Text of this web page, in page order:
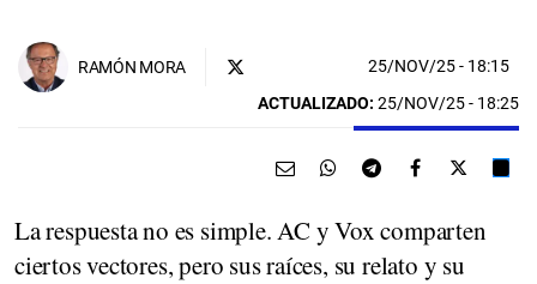
RAMÓN MORA 25/NOV/25- 18:15
ACTUALIZADO: 25/NOV/25 - 18:25
La respuesta no es simple. AC y Vox comparten
ciertos vectores, pero sus raíces, su relato y su